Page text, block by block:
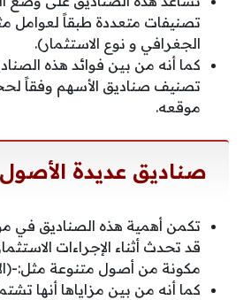
تصنيفات متعددة طبقاً لعوامل
الجغرافي و نوع الاستثمار).
كما أنه من بين فوائد هذه
تصنيف صناديق الأسهم وفقاً
موقعه.
صناديق عديدة الأصول
تكمن أهمية هذه الصناديق في
قد تحدث أثناء الإجراءات
مكونة من أصول متنوعة مثل:-
كما أنه من بين مزاياها أنها